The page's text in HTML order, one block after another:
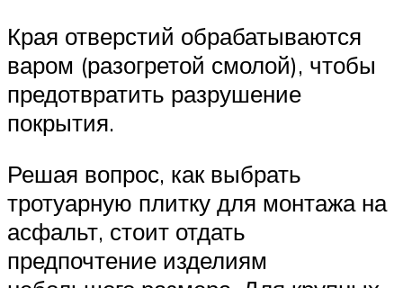
Края отверстий обрабатываются
варом (разогретой смолой), чтобы
предотвратить разрушение
покрытия.
Решая вопрос, как выбрать
тротуарную плитку для монтажа на
асфальт, стоит отдать
предпочтение изделиям